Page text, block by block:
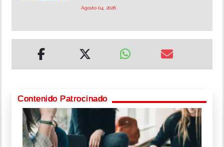
Agosto 04, 2026
Contenido Patrocinado